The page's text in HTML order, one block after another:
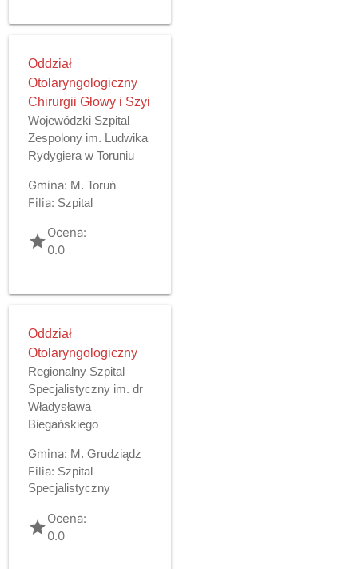
Oddział
Otolaryngologiczny
Chirurgii Głowy i Szyi
Wojewódzki Szpital
Zespolony im. Ludwika
Rydygiera w Toruniu
Gmina: M. Toruń
Filia: Szpital
gradeOcena:
0.0
Oddział
Otolaryngologiczny
Regionalny Szpital
Specjalistyczny im. dr
Władysława
Biegańskiego
Gmina: M. Grudziądz
Filia: Szpital
Specjalistyczny
gradeOcena:
0.0